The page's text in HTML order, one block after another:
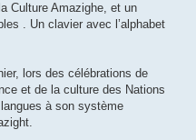
Culture Amazighe, et un
. Un clavier avec l’alphabet
lors des célébrations de
et de la culture des Nations
à son système